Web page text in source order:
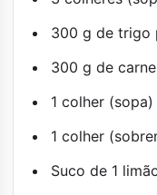
300 g de trigo
300 g de
1 colher
1 colher
Suco de 1